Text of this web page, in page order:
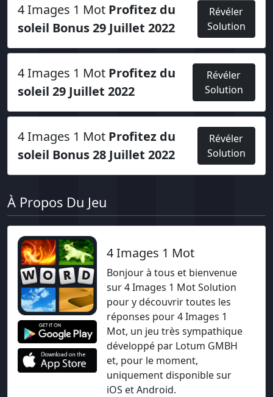
4 Images 1 Mot Profitez du
soleil Bonus 29 Juillet 2022
Révéler
Solution
4 Images 1 Mot Profitez du
soleil 29 Juillet 2022
Révéler
Solution
4 Images 1 Mot Profitez du
soleil Bonus 28 Juillet 2022
Révéler
Solution
À Propos Du Jeu
4 Images 1 Mot
Bonjour à tous et bienvenue
sur 4 Images 1 Mot Solution
pour y découvrir toutes les
réponses pour 4 Images 1
Mot, un jeu très sympathique
développé par Lotum GMBH
et, pour le moment,
uniquement disponible sur
iOS et Android.